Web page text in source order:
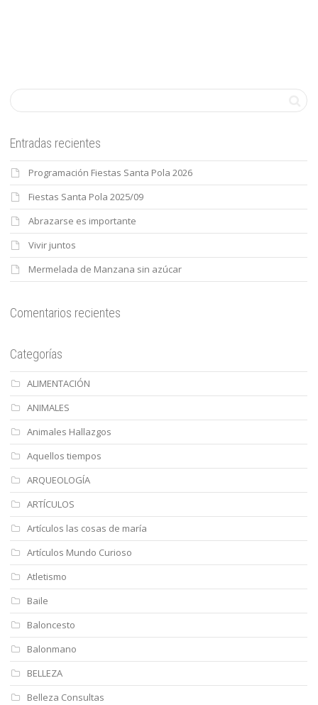
Entradas recientes
Programación Fiestas Santa Pola 2026
Fiestas Santa Pola 2025/09
Abrazarse es importante
Vivir juntos
Mermelada de Manzana sin azúcar
Comentarios recientes
Categorías
ALIMENTACIÓN
ANIMALES
Animales Hallazgos
Aquellos tiempos
ARQUEOLOGÍA
ARTÍCULOS
Artículos las cosas de maría
Artículos Mundo Curioso
Atletismo
Baile
Baloncesto
Balonmano
BELLEZA
Belleza Consultas